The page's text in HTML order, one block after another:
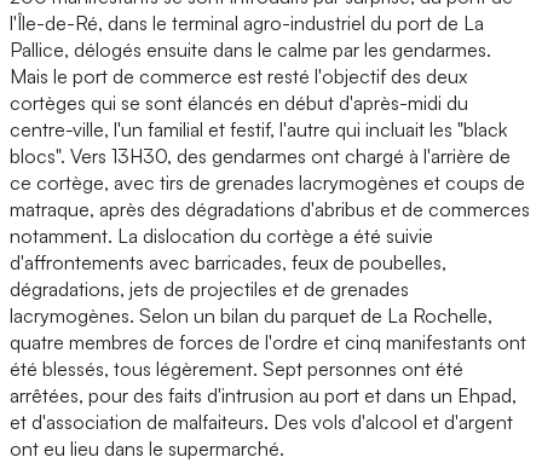
l'Île-de-Ré, dans le terminal agro-industriel du port de La
Pallice, délogés ensuite dans le calme par les gendarmes.
Mais le port de commerce est resté l'objectif des deux
cortèges qui se sont élancés en début d'après-midi du
centre-ville, l'un familial et festif, l'autre qui incluait les "black
blocs". Vers 13H30, des gendarmes ont chargé à l'arrière de
ce cortège, avec tirs de grenades lacrymogènes et coups de
matraque, après des dégradations d'abribus et de commerces
notamment. La dislocation du cortège a été suivie
d'affrontements avec barricades, feux de poubelles,
dégradations, jets de projectiles et de grenades
lacrymogènes. Selon un bilan du parquet de La Rochelle,
quatre membres de forces de l'ordre et cinq manifestants ont
été blessés, tous légèrement. Sept personnes ont été
arrêtées, pour des faits d'intrusion au port et dans un Ehpad,
et d'association de malfaiteurs. Des vols d'alcool et d'argent
ont eu lieu dans le supermarché.